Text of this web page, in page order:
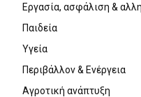
Εργασία, ασφάλιση &
Παιδεία
Υγεία
Περιβάλλον & Ενέργεια
Αγροτική ανάπτυξη